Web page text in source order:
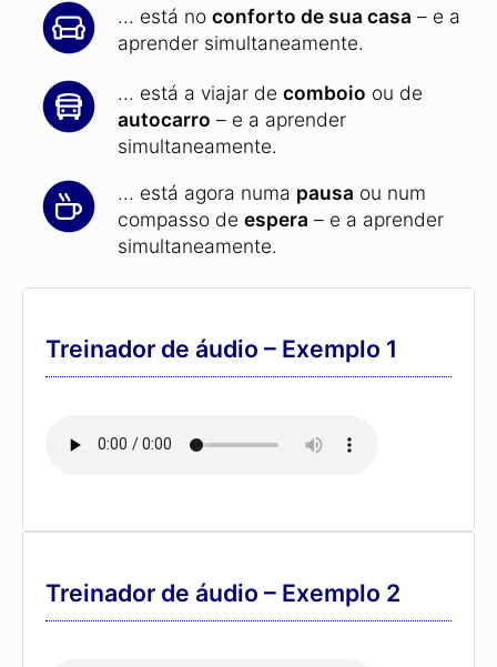
... está no conforto de sua casa – e a
aprender simultaneamente.
... está a viajar de comboio ou de
autocarro – e a aprender
simultaneamente.
... está agora numa pausa ou num
compasso de espera – e a aprender
simultaneamente.
Treinador de áudio – Exemplo 1
Treinador de áudio – Exemplo 2